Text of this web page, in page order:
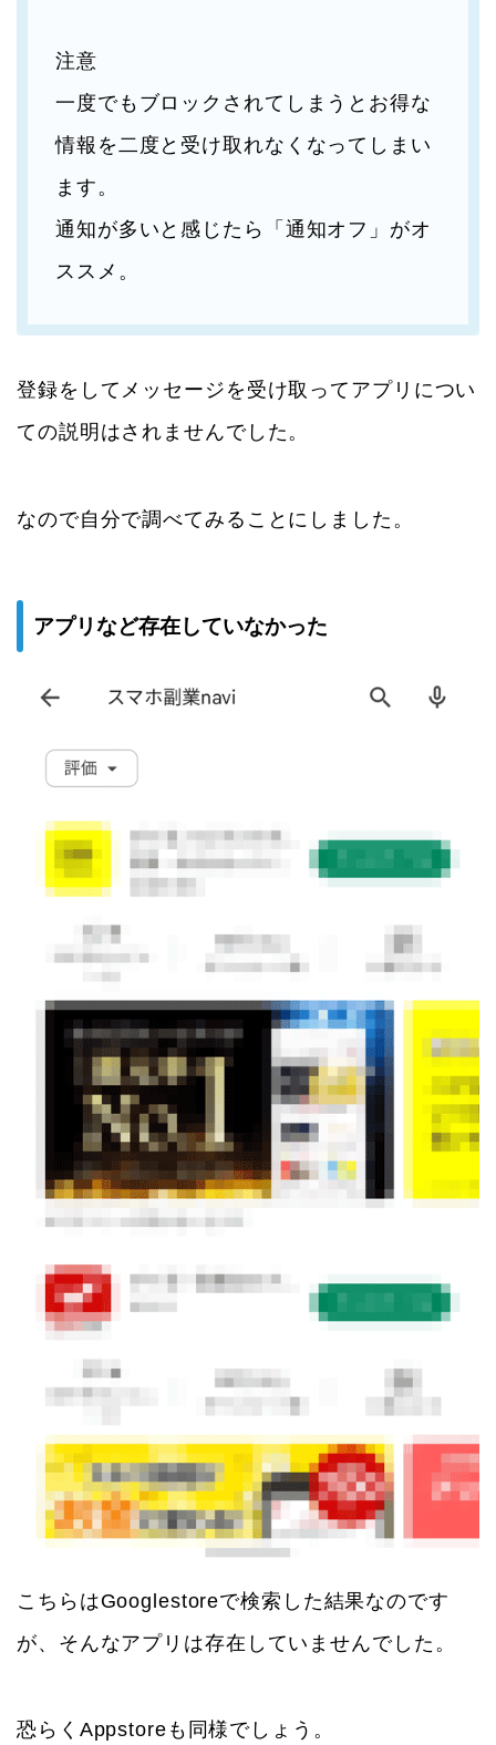
注意
一度でもブロックされてしまうとお得な
情報を二度と受け取れなくなってしまい
ます。
通知が多いと感じたら「通知オフ」がオ
ススメ。
登録をしてメッセージを受け取ってアプリについ
ての説明はされませんでした。
なので自分で調べてみることにしました。
アプリなど存在していなかった
こちらはGooglestoreで検索した結果なのです
が、そんなアプリは存在していませんでした。
恐らくAppstoreも同様でしょう。